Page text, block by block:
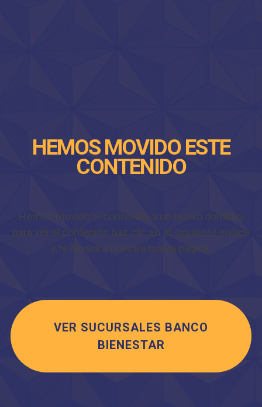
HEMOS MOVIDO ESTE
CONTENIDO
Hemos movido el contenido a un nuevo dominio,
para ver el contenido haz clic en el siguiente enlace
y te llevará a nuestra nueva página.
VER SUCURSALES BANCO
BIENESTAR